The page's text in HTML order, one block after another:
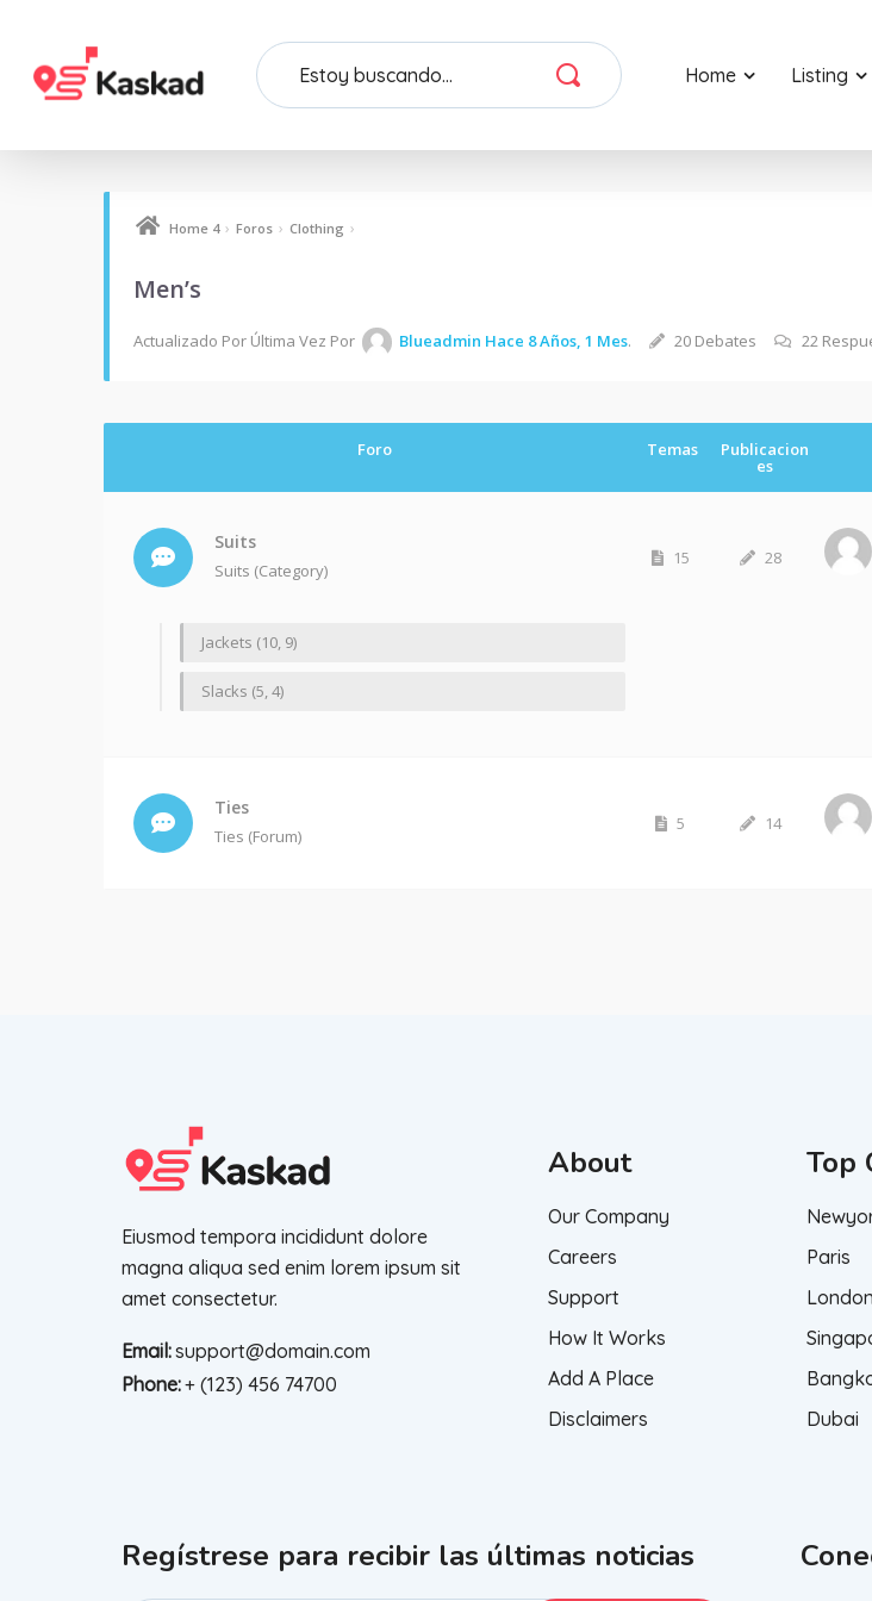
Home Listing
Home 4 › Foros › Clothing ›
Men’s
Actualizado Por Última Vez Por Blueadmin Hace 8 Años, 1 Mes. 20 Debates 22
Foro Temas Publicacion
es
Suits
Suits (Category)
Jackets (10, 9)
Slacks (5, 4)
15 28
Ties
Ties (Forum)
5 14
Eiusmod tempora incididunt dolore
magna aliqua sed enim lorem ipsum sit
amet consectetur.
Email:support@domain.com
Phone:+ (123) 456 74700
About
Our Company
Careers
Support
How It Works
Add A Place
Disclaimers
Top
Paris
London
Dubai
Regístrese para recibir las últimas noticias